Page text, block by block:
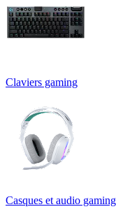
Claviers gaming
Casques et audio gaming